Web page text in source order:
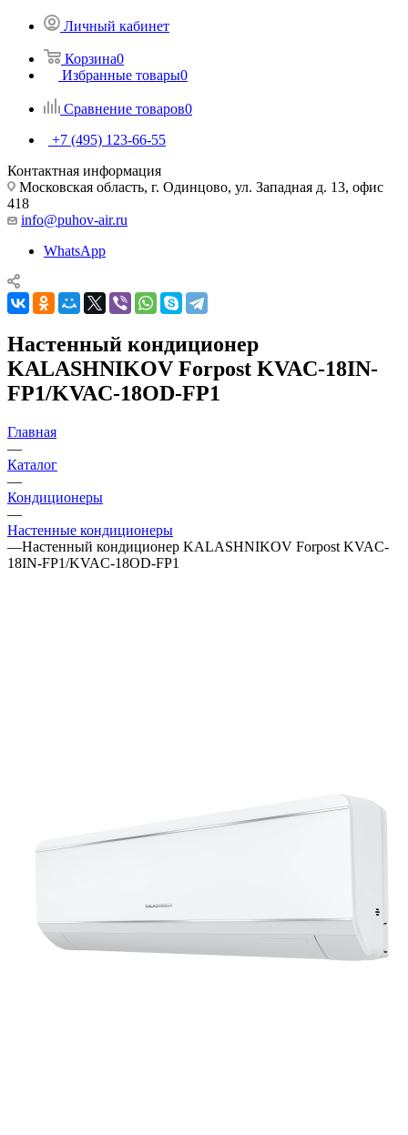
Личный кабинет
Корзина0
Избранные товары0
Сравнение товаров0
+7 (495) 123-66-55
Контактная информация
Московская область, г. Одинцово, ул. Западная д. 13, офис
418
info@puhov-air.ru
WhatsApp
Настенный кондиционер
KALASHNIKOV Forpost KVAC-18IN-
FP1/KVAC-18OD-FP1
Главная
—
Каталог
—
Кондиционеры
—
Настенные кондиционеры
—Настенный кондиционер KALASHNIKOV Forpost KVAC-
18IN-FP1/KVAC-18OD-FP1